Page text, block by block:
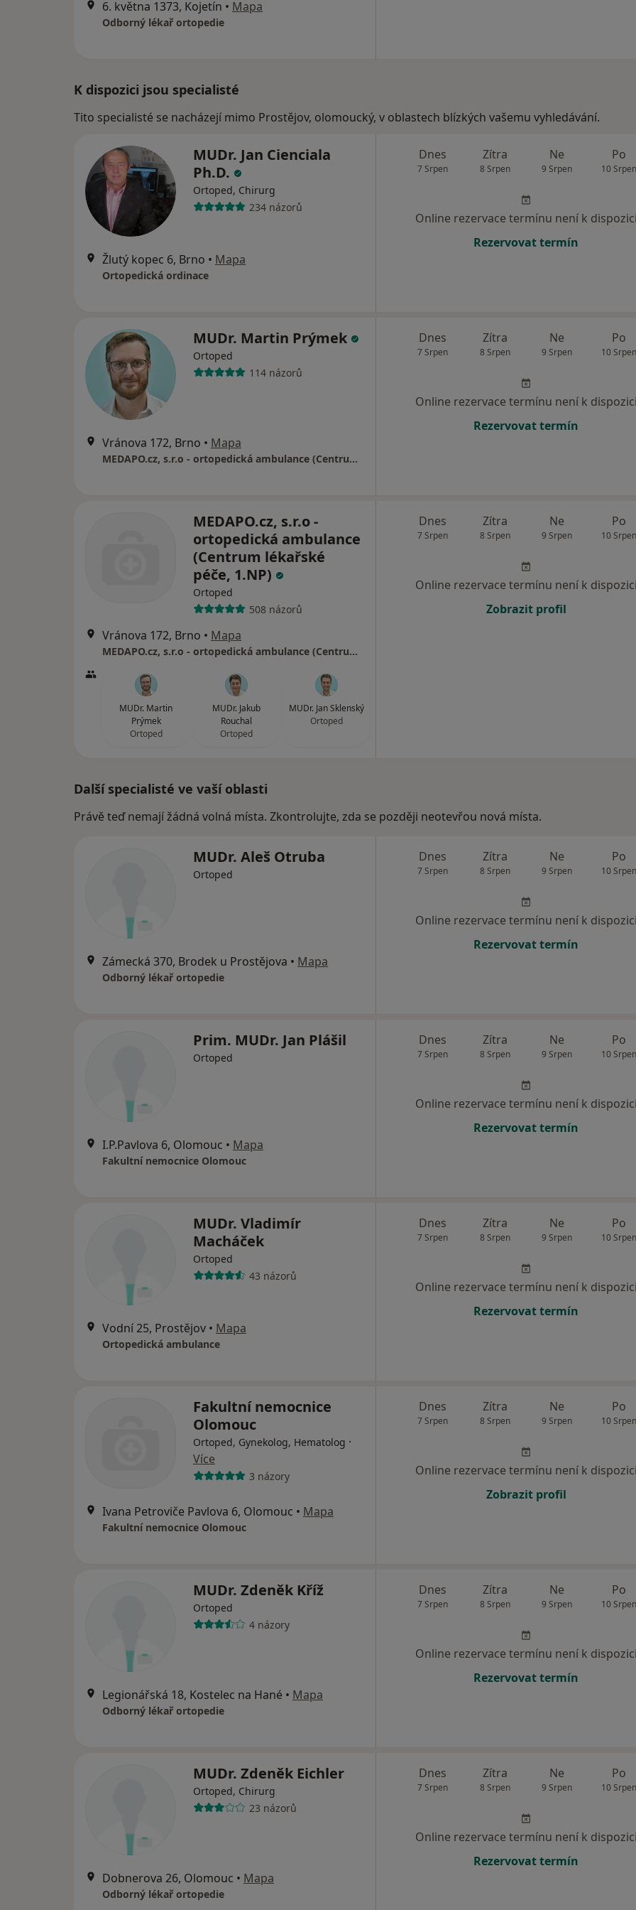
6. května 1373, Kojetín • Mapa
Odborný lékař ortopedie
K dispozici jsou specialisté
Tito specialisté se nacházejí mimo Prostějov, olomoucký, v oblastech blízkých vašemu vyhledávání.
MUDr. Jan Cienciala
Ph.D.
Ortoped, Chirurg
234 názorů
Žlutý kopec 6, Brno • Mapa
Ortopedická ordinace
Dnes
7 Srpen
Zítra
8 Srpen
Ne
9 Srpen
Po
10 Srpen
Online rezervace termínu není k dispozici
Rezervovat termín
MUDr. Martin Prýmek
Ortoped
114 názorů
Vránova 172, Brno • Mapa
MEDAPO.cz, s.r.o - ortopedická ambulance (Centrum lékařské péče, 1.NP)
Dnes
7 Srpen
Zítra
8 Srpen
Ne
9 Srpen
Po
10 Srpen
Online rezervace termínu není k dispozici
Rezervovat termín
MEDAPO.cz, s.r.o -
ortopedická ambulance
(Centrum lékařské
péče, 1.NP)
Ortoped
508 názorů
Vránova 172, Brno • Mapa
MEDAPO.cz, s.r.o - ortopedická ambulance (Centrum lékařské péče, 1.NP)
MUDr. Martin
Prýmek
Ortoped
MUDr. Jakub
Rouchal
Ortoped
MUDr. Jan Sklenský
Ortoped
Dnes
7 Srpen
Zítra
8 Srpen
Ne
9 Srpen
Po
10 Srpen
Online rezervace termínu není k dispozici
Zobrazit profil
Další specialisté ve vaší oblasti
Právě teď nemají žádná volná místa. Zkontrolujte, zda se později neotevřou nová místa.
MUDr. Aleš Otruba
Ortoped
Zámecká 370, Brodek u Prostějova • Mapa
Odborný lékař ortopedie
Dnes
7 Srpen
Zítra
8 Srpen
Ne
9 Srpen
Po
10 Srpen
Online rezervace termínu není k dispozici
Rezervovat termín
Prim. MUDr. Jan Plášil
Ortoped
I.P.Pavlova 6, Olomouc • Mapa
Fakultní nemocnice Olomouc
Dnes
7 Srpen
Zítra
8 Srpen
Ne
9 Srpen
Po
10 Srpen
Online rezervace termínu není k dispozici
Rezervovat termín
MUDr. Vladimír
Macháček
Ortoped
43 názorů
Vodní 25, Prostějov • Mapa
Ortopedická ambulance
Dnes
7 Srpen
Zítra
8 Srpen
Ne
9 Srpen
Po
10 Srpen
Online rezervace termínu není k dispozici
Rezervovat termín
Fakultní nemocnice
Olomouc
Ortoped, Gynekolog, Hematolog ·
Více
3 názory
Ivana Petroviče Pavlova 6, Olomouc • Mapa
Fakultní nemocnice Olomouc
Dnes
7 Srpen
Zítra
8 Srpen
Ne
9 Srpen
Po
10 Srpen
Online rezervace termínu není k dispozici
Zobrazit profil
MUDr. Zdeněk Kříž
Ortoped
4 názory
Legionářská 18, Kostelec na Hané • Mapa
Odborný lékař ortopedie
Dnes
7 Srpen
Zítra
8 Srpen
Ne
9 Srpen
Po
10 Srpen
Online rezervace termínu není k dispozici
Rezervovat termín
MUDr. Zdeněk Eichler
Ortoped, Chirurg
23 názorů
Dobnerova 26, Olomouc • Mapa
Odborný lékař ortopedie
Dnes
7 Srpen
Zítra
8 Srpen
Ne
9 Srpen
Po
10 Srpen
Online rezervace termínu není k dispozici
Rezervovat termín